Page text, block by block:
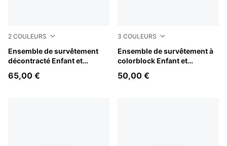
2 COULEURS
Ensemble de survêtement
décontracté Enfant et
Puma Black
65,00 €
3 COULEURS
Ensemble de survêtement à
colorblock Enfant et
Midnight Petrol
50,00 €